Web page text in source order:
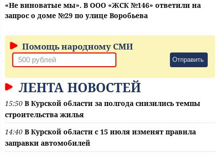
«Не виноватые мы». В ООО «ЖСК №146» ответили на
запрос о доме №29 по улице Воробьева
Помощь народному СМИ
Отправить
ЛЕНТА НОВОСТЕЙ
15:50 В Курской области за полгода снизились темпы
строительства жилья
14:40 В Курской области с 15 июля изменят правила
заправки автомобилей